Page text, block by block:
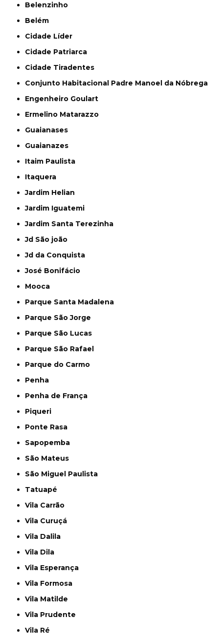
Belenzinho
Belém
Cidade Líder
Cidade Patriarca
Cidade Tiradentes
Conjunto Habitacional Padre Manoel da Nóbrega
Engenheiro Goulart
Ermelino Matarazzo
Guaianases
Guaianazes
Itaim Paulista
Itaquera
Jardim Helian
Jardim Iguatemi
Jardim Santa Terezinha
Jd São joão
Jd da Conquista
José Bonifácio
Mooca
Parque Santa Madalena
Parque São Jorge
Parque São Lucas
Parque São Rafael
Parque do Carmo
Penha
Penha de França
Piqueri
Ponte Rasa
Sapopemba
São Mateus
São Miguel Paulista
Tatuapé
Vila Carrão
Vila Curuçá
Vila Dalila
Vila Dila
Vila Esperança
Vila Formosa
Vila Matilde
Vila Prudente
Vila Ré